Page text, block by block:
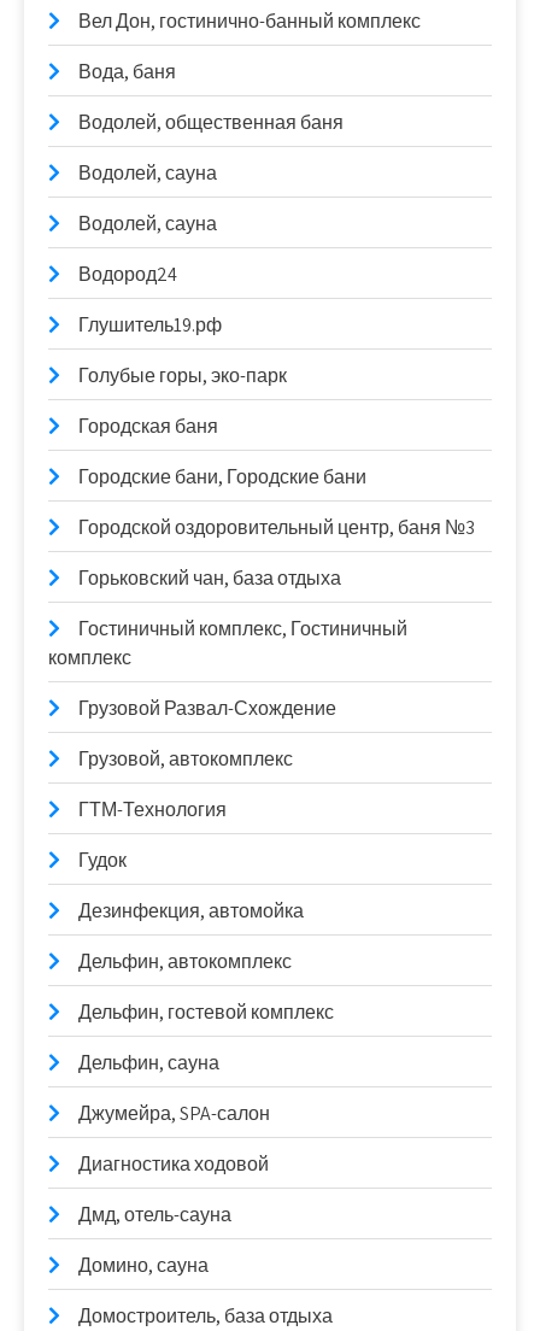
Вел Дон, гостинично-банный комплекс
Вода, баня
Водолей, общественная баня
Водолей, сауна
Водолей, сауна
Водород24
Глушитель19.рф
Голубые горы, эко-парк
Городская баня
Городские бани, Городские бани
Городской оздоровительный центр, баня №3
Горьковский чан, база отдыха
Гостиничный комплекс, Гостиничный
комплекс
Грузовой Развал-Схождение
Грузовой, автокомплекс
ГТМ-Технология
Гудок
Дезинфекция, автомойка
Дельфин, автокомплекс
Дельфин, гостевой комплекс
Дельфин, сауна
Джумейра, SPA-салон
Диагностика ходовой
Дмд, отель-сауна
Домино, сауна
Домостроитель, база отдыха